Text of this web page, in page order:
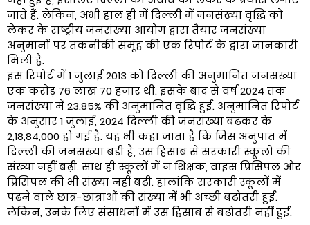
जाते हैं. लेकिन, अभी हाल ही में दिल्ली में जनसंख्या वृद्धि को
लेकर के राष्ट्रीय जनसंख्या आयोग द्वारा तैयार जनसंख्या
अनुमानों पर तकनीकी समूह की एक रिपोर्ट के द्वारा जानकारी
मिली है.
इस रिपोर्ट में 1 जुलाई 2013 को दिल्ली की अनुमानित जनसंख्या
एक करोड़ 76 लाख 70 हजार थी. इसके बाद से वर्ष 2024 तक
जनसंख्या में 23.85% की अनुमानित वृद्धि हुई. अनुमानित रिपोर्ट
के अनुसार 1 जुलाई, 2024 दिल्ली की जनसंख्या बढ़कर के
2,18,84,000 हो गई है. यह भी कहा जाता है कि जिस अनुपात में
दिल्ली की जनसंख्या बड़ी है, उस हिसाब से सरकारी स्कूलों की
संख्या नहीं बढ़ी. साथ ही स्कूलों में न शिक्षक, वाइस प्रिंसिपल और
प्रिंसिपल की भी संख्या नहीं बढ़ी. हालांकि सरकारी स्कूलों में
पढ़ने वाले छात्र-छात्राओं की संख्या में भी अच्छी बढ़ोतरी हुई.
लेकिन, उनके लिए संसाधनों में उस हिसाब से बढ़ोतरी नहीं हुई.